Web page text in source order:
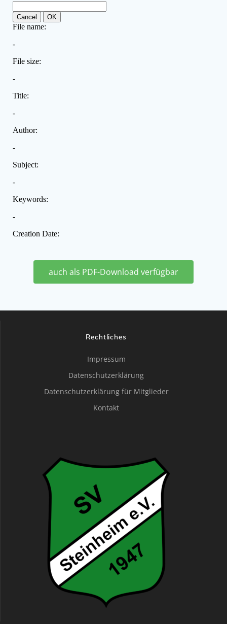
auch als PDF-Download verfügbar
Rechtliches
Impressum
Datenschutzerklärung
Datenschutzerklärung für Mitglieder
Kontakt